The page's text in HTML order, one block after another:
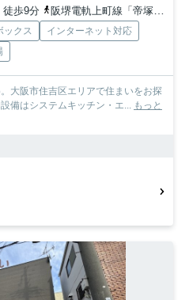
徒歩9分
阪堺電軌上町線「帝塚山四丁目」駅 徒歩8分
ックス
インターネット対応
大阪市住吉区エリアで住まいをお探
備はシステムキッチン・エ...
もっと